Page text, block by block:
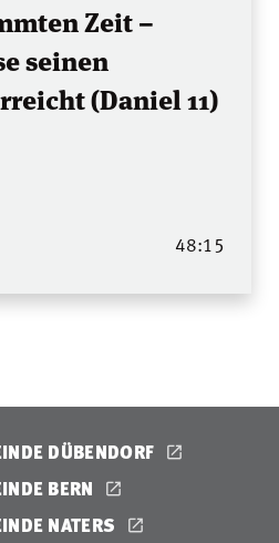
Zeit –
seinen
(Daniel 11)
48:15
DÜBENDORF
BERN
NATERS